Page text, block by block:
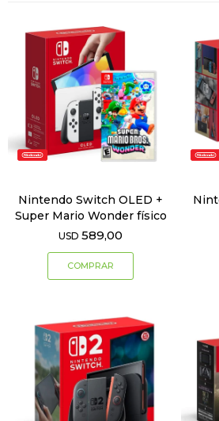
Nintendo Switch OLED +
Super Mario Wonder físico
USD 589,00